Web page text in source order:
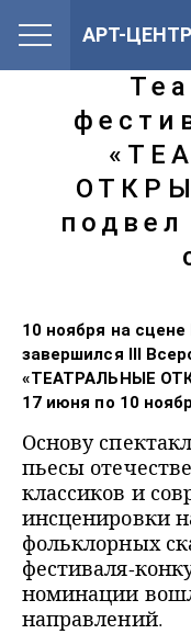
10 ноября на
завершился III
«ТЕАТРАЛЬНЫЕ
17 июня по 10
Основу
пьесы
классиков и
инсценировки
фольклорных
фестиваля-
номинации
направлений.
АРТ-ЦЕНТР